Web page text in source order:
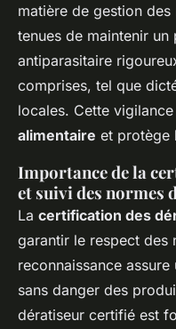
matière de gestion
tenues de maintenir
antiparasitaire
comprises, tel que
locales. Cette vigilance
alimentaire et protège
Importance de la
et suivi des normes
La certification des
garantir le respect des
reconnaissance
sans danger des
dératiseur certifié est